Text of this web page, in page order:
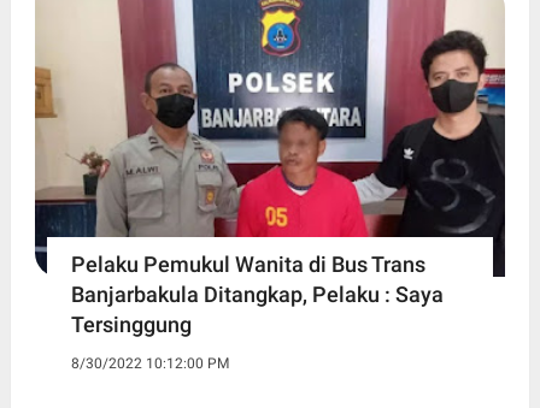
Pelaku Pemukul Wanita di Bus Trans
Banjarbakula Ditangkap, Pelaku : Saya
Tersinggung
8/30/2022 10:12:00 PM